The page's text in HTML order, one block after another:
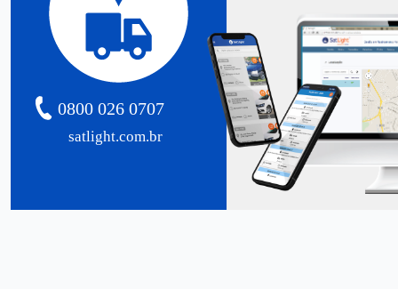
satlight.com.br
0800 026 0707